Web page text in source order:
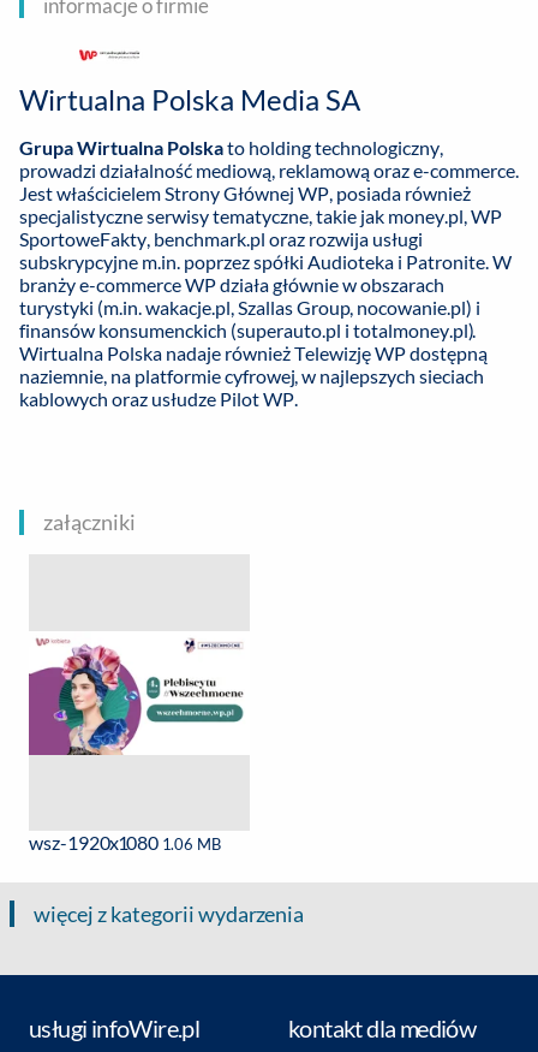
informacje o firmie
Wirtualna Polska Media SA
Grupa Wirtualna Polskato holding technologiczny,
prowadzi działalność mediową, reklamową oraz e-commerce.
Jest właścicielem Strony Głównej WP, posiada również
specjalistyczne serwisy tematyczne, takie jak money.pl, WP
SportoweFakty, benchmark.pl oraz rozwija usługi
subskrypcyjne m.in. poprzez spółki Audioteka i Patronite. W
branży e-commerce WP działa głównie w obszarach
turystyki (m.in. wakacje.pl, Szallas Group, nocowanie.pl) i
finansów konsumenckich (superauto.pl i totalmoney.pl).
Wirtualna Polska nadaje również Telewizję WP dostępną
naziemnie, na platformie cyfrowej, w najlepszych sieciach
kablowych oraz usłudze Pilot WP.
załączniki
wsz-1920x1080 1.06 MB
więcej z kategorii wydarzenia
usługi infoWire.pl kontakt dla mediów